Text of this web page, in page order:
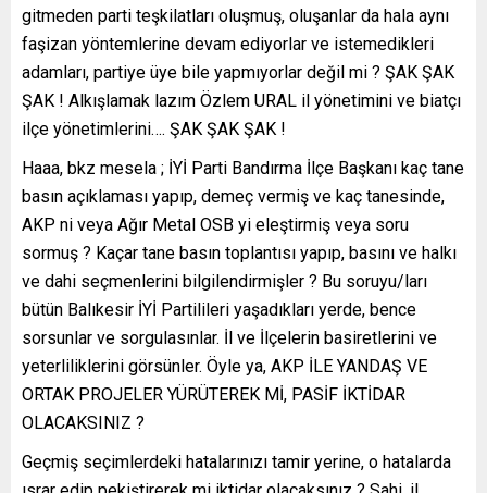
gitmeden parti teşkilatları oluşmuş, oluşanlar da hala aynı
faşizan yöntemlerine devam ediyorlar ve istemedikleri
adamları, partiye üye bile yapmıyorlar değil mi ? ŞAK ŞAK
ŞAK ! Alkışlamak lazım Özlem URAL il yönetimini ve biatçı
ilçe yönetimlerini…. ŞAK ŞAK ŞAK !
Haaa, bkz mesela ; İYİ Parti Bandırma İlçe Başkanı kaç tane
basın açıklaması yapıp, demeç vermiş ve kaç tanesinde,
AKP ni veya Ağır Metal OSB yi eleştirmiş veya soru
sormuş ? Kaçar tane basın toplantısı yapıp, basını ve halkı
ve dahi seçmenlerini bilgilendirmişler ? Bu soruyu/ları
bütün Balıkesir İYİ Partilileri yaşadıkları yerde, bence
sorsunlar ve sorgulasınlar. İl ve İlçelerin basiretlerini ve
yeterliliklerini görsünler. Öyle ya, AKP İLE YANDAŞ VE
ORTAK PROJELER YÜRÜTEREK Mİ, PASİF İKTİDAR
OLACAKSINIZ ?
Geçmiş seçimlerdeki hatalarınızı tamir yerine, o hatalarda